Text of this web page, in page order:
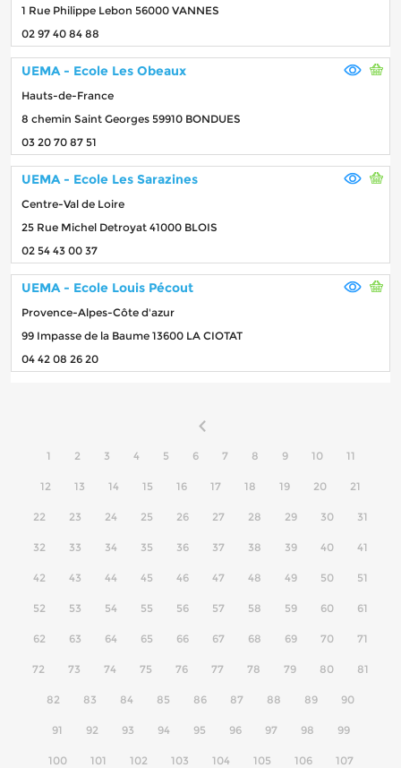
1 Rue Philippe Lebon 56000 VANNES
02 97 40 84 88
UEMA - Ecole Les Obeaux
Hauts-de-France
8 chemin Saint Georges 59910 BONDUES
03 20 70 87 51
UEMA - Ecole Les Sarazines
Centre-Val de Loire
25 Rue Michel Detroyat 41000 BLOIS
02 54 43 00 37
UEMA - Ecole Louis Pécout
Provence-Alpes-Côte d'azur
99 Impasse de la Baume 13600 LA CIOTAT
04 42 08 26 20
1 2 3 4 5 6 7 8 9 10 11
12 13 14 15 16 17 18 19 20 21
22 23 24 25 26 27 28 29 30 31
32 33 34 35 36 37 38 39 40 41
42 43 44 45 46 47 48 49 50 51
52 53 54 55 56 57 58 59 60 61
62 63 64 65 66 67 68 69 70 71
72 73 74 75 76 77 78 79 80 81
82 83 84 85 86 87 88 89 90
91 92 93 94 95 96 97 98 99
100 101 102 103 104 105 106 107